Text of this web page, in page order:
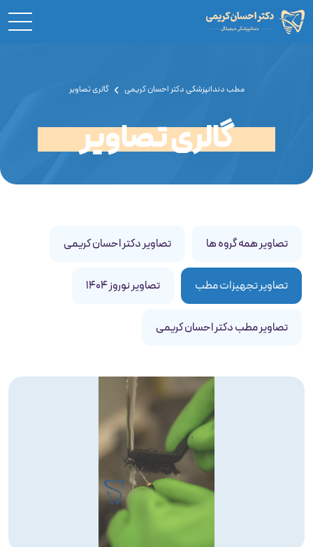
مطب دندانپزشکی دکتر احسان کریمی گالری تصاویر
گالری تصاویر
تصاویر همه گروه ها تصاویر دکتر احسان کریمی
تصاویر تجهیزات مطب تصاویر نوروز 1404
تصاویر مطب دکتر احسان کریمی